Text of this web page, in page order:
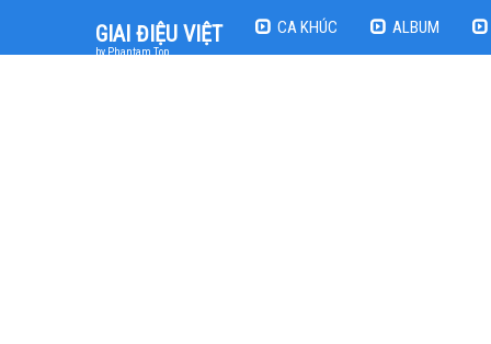
GIAI ĐIỆU VIỆT
by Phantam Top
CA KHÚC ALBUM